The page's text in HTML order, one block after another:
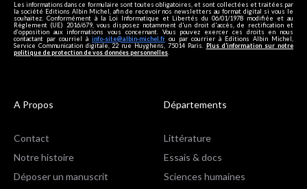
Les informations dans ce formulaire sont toutes obligatoires, et sont collectées et traitées par
la société Editions Albin Michel, afin de recevoir nos newsletters au format digital si vous le
souhaitez. Conformément à la Loi Informatique et Libertés du 06/01/1978 modifiée et au
Règlement (UE) 2016/679, vous disposez notamment d'un droit d'accès, de rectification et
d’opposition aux informations vous concernant. Vous pouvez exercer ces droits en nous
contactant par courriel à info-site@albin-michel.fr ou par courrier à Editions Albin Michel,
Service Communication digitale, 22 rue Huyghens, 75014 Paris. Plus d’information sur notre
politique de protection de vos données personnelles
A Propos
Contact
Notre histoire
Déposer un manuscrit
Départements
Littérature
Essais & docs
Sciences humaines